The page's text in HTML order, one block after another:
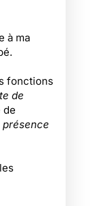
à ma
fonctions
de
de